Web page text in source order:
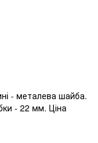
- металева шайба.
- 22 мм. Ціна